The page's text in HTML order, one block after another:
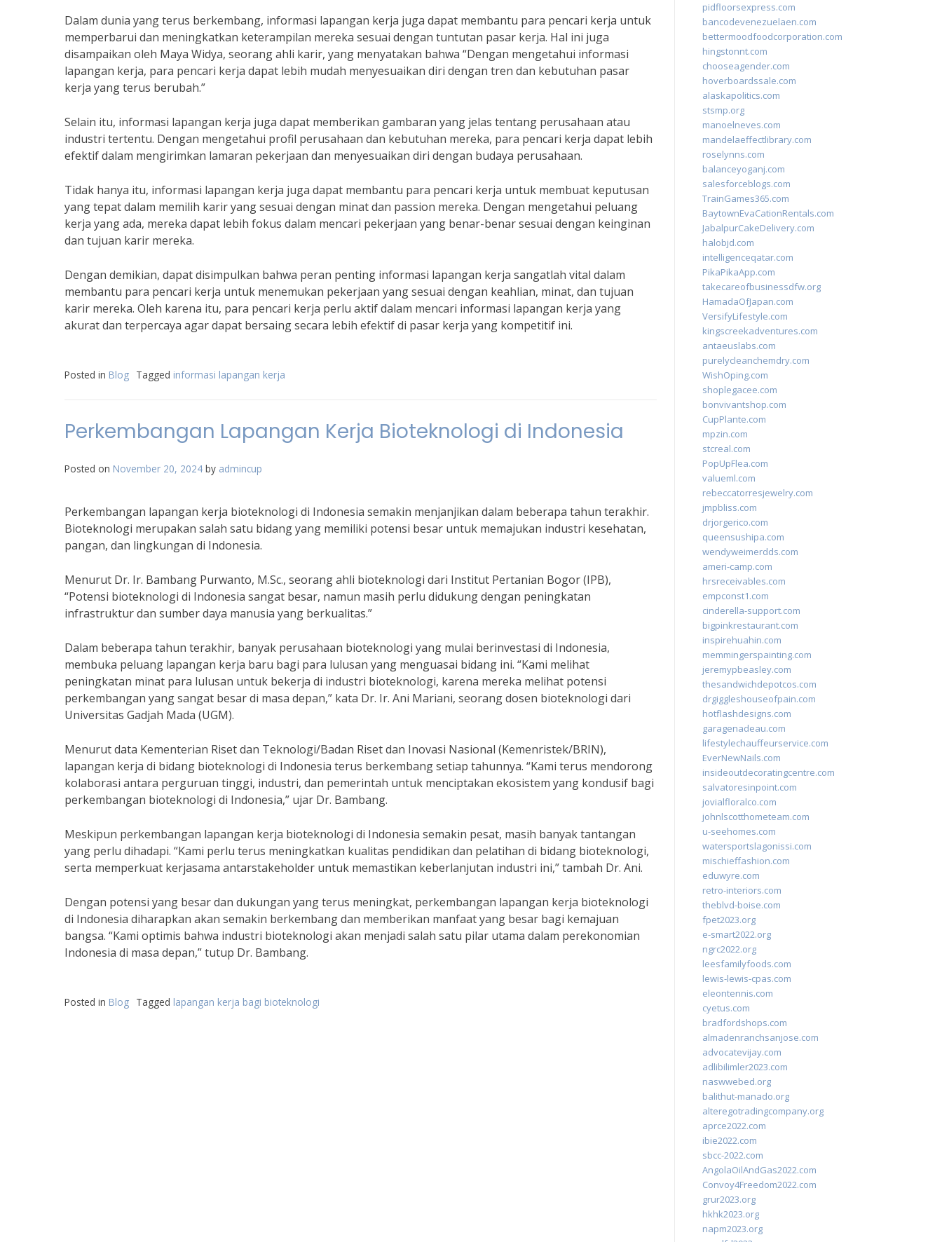
Dalam dunia yang terus berkembang, informasi lapangan kerja juga dapat membantu para pencari kerja untuk
memperbarui dan meningkatkan keterampilan mereka sesuai dengan tuntutan pasar kerja. Hal ini juga
disampaikan oleh Maya Widya, seorang ahli karir, yang menyatakan bahwa “Dengan mengetahui informasi
lapangan kerja, para pencari kerja dapat lebih mudah menyesuaikan diri dengan tren dan kebutuhan pasar
kerja yang terus berubah.”
Selain itu, informasi lapangan kerja juga dapat memberikan gambaran yang jelas tentang perusahaan atau
industri tertentu. Dengan mengetahui profil perusahaan dan kebutuhan mereka, para pencari kerja dapat lebih
efektif dalam mengirimkan lamaran pekerjaan dan menyesuaikan diri dengan budaya perusahaan.
Tidak hanya itu, informasi lapangan kerja juga dapat membantu para pencari kerja untuk membuat keputusan
yang tepat dalam memilih karir yang sesuai dengan minat dan passion mereka. Dengan mengetahui peluang
kerja yang ada, mereka dapat lebih fokus dalam mencari pekerjaan yang benar-benar sesuai dengan keinginan
dan tujuan karir mereka.
Dengan demikian, dapat disimpulkan bahwa peran penting informasi lapangan kerja sangatlah vital dalam
membantu para pencari kerja untuk menemukan pekerjaan yang sesuai dengan keahlian, minat, dan tujuan
karir mereka. Oleh karena itu, para pencari kerja perlu aktif dalam mencari informasi lapangan kerja yang
akurat dan terpercaya agar dapat bersaing secara lebih efektif di pasar kerja yang kompetitif ini.
Posted in Blog Tagged informasi lapangan kerja
Perkembangan Lapangan Kerja Bioteknologi di Indonesia
Posted on November 20, 2024 by admincup
Perkembangan lapangan kerja bioteknologi di Indonesia semakin menjanjikan dalam beberapa tahun terakhir.
Bioteknologi merupakan salah satu bidang yang memiliki potensi besar untuk memajukan industri kesehatan,
pangan, dan lingkungan di Indonesia.
Menurut Dr. Ir. Bambang Purwanto, M.Sc., seorang ahli bioteknologi dari Institut Pertanian Bogor (IPB),
“Potensi bioteknologi di Indonesia sangat besar, namun masih perlu didukung dengan peningkatan
infrastruktur dan sumber daya manusia yang berkualitas.”
Dalam beberapa tahun terakhir, banyak perusahaan bioteknologi yang mulai berinvestasi di Indonesia,
membuka peluang lapangan kerja baru bagi para lulusan yang menguasai bidang ini. “Kami melihat
peningkatan minat para lulusan untuk bekerja di industri bioteknologi, karena mereka melihat potensi
perkembangan yang sangat besar di masa depan,” kata Dr. Ir. Ani Mariani, seorang dosen bioteknologi dari
Universitas Gadjah Mada (UGM).
Menurut data Kementerian Riset dan Teknologi/Badan Riset dan Inovasi Nasional (Kemenristek/BRIN),
lapangan kerja di bidang bioteknologi di Indonesia terus berkembang setiap tahunnya. “Kami terus mendorong
kolaborasi antara perguruan tinggi, industri, dan pemerintah untuk menciptakan ekosistem yang kondusif bagi
perkembangan bioteknologi di Indonesia,” ujar Dr. Bambang.
Meskipun perkembangan lapangan kerja bioteknologi di Indonesia semakin pesat, masih banyak tantangan
yang perlu dihadapi. “Kami perlu terus meningkatkan kualitas pendidikan dan pelatihan di bidang bioteknologi,
serta memperkuat kerjasama antarstakeholder untuk memastikan keberlanjutan industri ini,” tambah Dr. Ani.
Dengan potensi yang besar dan dukungan yang terus meningkat, perkembangan lapangan kerja bioteknologi
di Indonesia diharapkan akan semakin berkembang dan memberikan manfaat yang besar bagi kemajuan
bangsa. “Kami optimis bahwa industri bioteknologi akan menjadi salah satu pilar utama dalam perekonomian
Indonesia di masa depan,” tutup Dr. Bambang.
Posted in Blog Tagged lapangan kerja bagi bioteknologi
pidfloorsexpress.com
bancodevenezuelaen.com
bettermoodfoodcorporation.com
hingstonnt.com
chooseagender.com
hoverboardssale.com
alaskapolitics.com
stsmp.org
manoelneves.com
mandelaeffectlibrary.com
roselynns.com
balanceyoganj.com
salesforceblogs.com
TrainGames365.com
BaytownEvaCationRentals.com
JabalpurCakeDelivery.com
halobjd.com
intelligenceqatar.com
PikaPikaApp.com
takecareofbusinessdfw.org
HamadaOfJapan.com
VersifyLifestyle.com
kingscreekadventures.com
antaeuslabs.com
purelycleanchemdry.com
WishOping.com
shoplegacee.com
bonvivantshop.com
CupPlante.com
mpzin.com
stcreal.com
PopUpFlea.com
valueml.com
rebeccatorresjewelry.com
jmpbliss.com
drjorgerico.com
queensushipa.com
wendyweimerdds.com
ameri-camp.com
hrsreceivables.com
empconst1.com
cinderella-support.com
bigpinkrestaurant.com
inspirehuahin.com
memmingerspainting.com
jeremypbeasley.com
thesandwichdepotcos.com
drgiggleshouseofpain.com
hotflashdesigns.com
garagenadeau.com
lifestylechauffeurservice.com
EverNewNails.com
insideoutdecoratingcentre.com
salvatoresinpoint.com
jovialfloralco.com
johnlscotthometeam.com
u-seehomes.com
watersportslagonissi.com
mischieffashion.com
eduwyre.com
retro-interiors.com
theblvd-boise.com
fpet2023.org
e-smart2022.org
ngrc2022.org
leesfamilyfoods.com
lewis-lewis-cpas.com
eleontennis.com
cyetus.com
bradfordshops.com
almadenranchsanjose.com
advocatevijay.com
adlibilimler2023.com
naswwebed.org
balithut-manado.org
alteregotradingcompany.org
aprce2022.com
ibie2022.com
sbcc-2022.com
AngolaOilAndGas2022.com
Convoy4Freedom2022.com
grur2023.org
hkhk2023.org
napm2023.org